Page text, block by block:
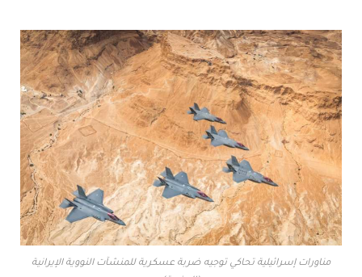
مناورات إسرائيلية تحاكي توجيه ضربة عسكرية للمنشآت النووية الإيرانية